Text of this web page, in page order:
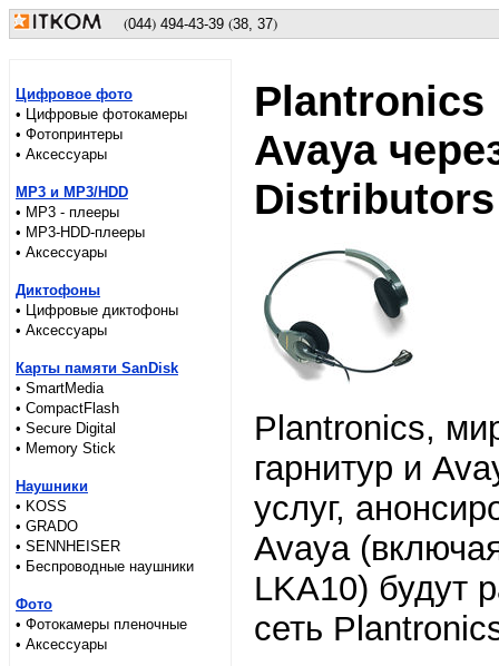
(044) 494-43-39 (38, 37)
Цифровое фото
• Цифровые фотокамеры
• Фотопринтеры
• Аксессуары
MP3 и MP3/HDD
• MP3 - плееры
• MP3-HDD-плееры
• Аксессуары
Диктофоны
• Цифровые диктофоны
• Аксессуары
Карты памяти SanDisk
• SmartMedia
• CompactFlash
• Secure Digital
• Memory Stick
Наушники
• KOSS
• GRADO
• SENNHEISER
• Беспроводные наушники
Фото
• Фотокамеры пленочные
• Аксессуары
Plantronics
Avaya
Distributors
Plantronics,
гарнитур и
услуг,
Avaya
LKA10) будут
сеть